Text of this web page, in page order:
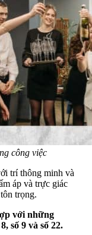
công việc
trí thông minh và
áp và trực giác
trọng.
với những
số 9 và số 22.